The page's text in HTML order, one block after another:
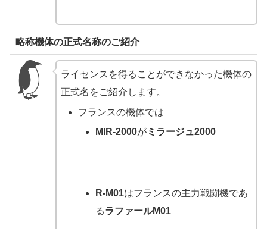
略称機体の正式名称のご紹介
ライセンスを得ることができなかった機体の
正式名をご紹介します。
フランスの機体では
MIR-2000がミラージュ2000
R-M01はフランスの主力戦闘機であ
るラファールM01